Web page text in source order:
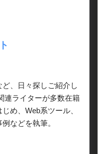
、日々探しご紹介し
連ライターが多数在籍
め、Web系ツール、
などを執筆。